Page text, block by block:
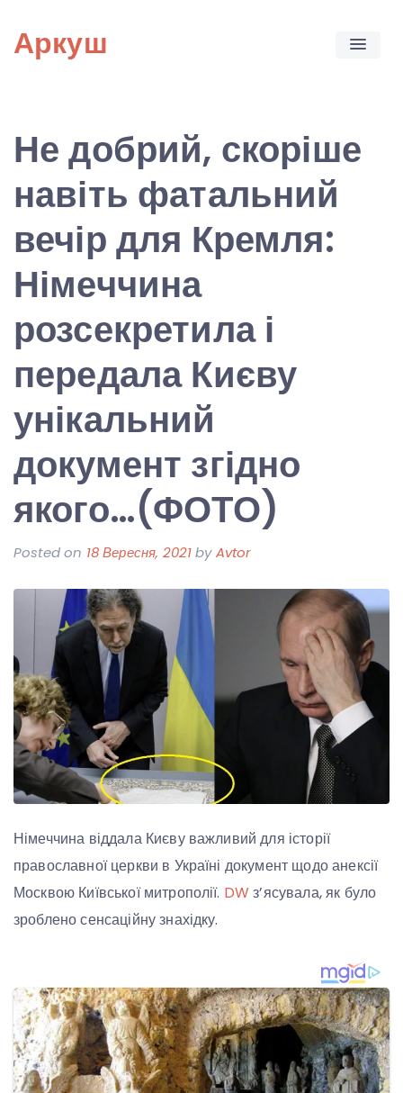
content
Аркуш
Не добрий, скоріше
навіть фатальний
вечір для Кремля:
Німеччина
розсекретила і
передала Києву
унікальний
документ згідно
якого…(ФОТО)
Posted on 18 Вересня, 2021byAvtor
Німеччина віддала Києву важливий для історії
православної церкви в Україні документ щодо анексії
Москвою Київської митрополії. DW з’ясувала, як було
зроблено сенсаційну знахідку.